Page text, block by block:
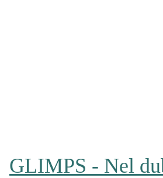
GLIMPS - Nel